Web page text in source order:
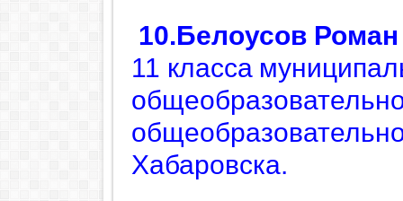
10.Белоусов
11 класса
Хабаровска.